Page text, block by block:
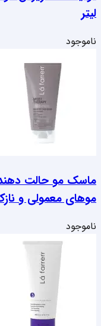
لیتر
ناموجود
موهای معمولی و
ناموجود